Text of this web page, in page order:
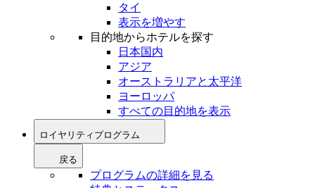
タイ
表示を増やす
目的地からホテルを探す
日本国内
アジア
オーストラリアと太平洋
ヨーロッパ
すべての目的地を表示
ロイヤリティプログラム
戻る
プログラムの詳細を見る